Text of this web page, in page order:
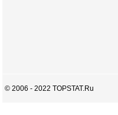
© 2006 - 2022 TOPSTAT.Ru